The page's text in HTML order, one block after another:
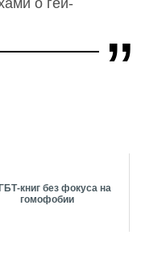
о гей-
книг без фокуса на
гомофобии